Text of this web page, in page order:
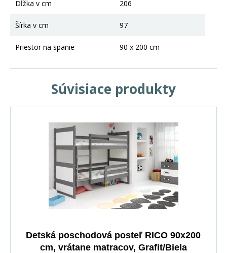
Dĺžka v cm 206
Šírka v cm 97
Priestor na spanie 90 x 200 cm
Súvisiace produkty
Detská poschodová posteľ RICO 90x200
cm, vrátane matracov, Grafit/Biela